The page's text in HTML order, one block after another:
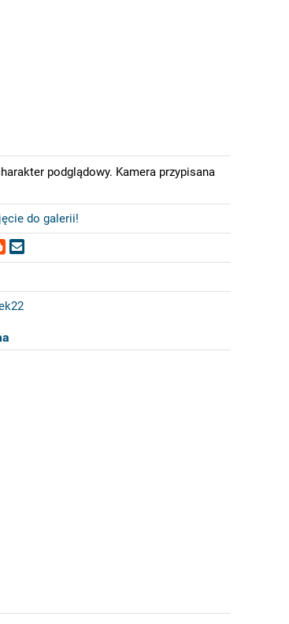
podglądowy. Kamera przypisana
do galerii!